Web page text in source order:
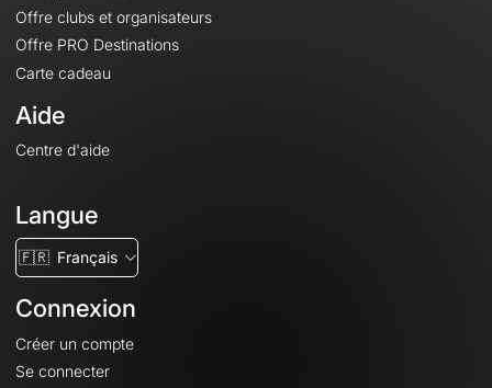
Offre clubs et organisateurs
Offre PRO Destinations
Carte cadeau
Aide
Centre d'aide
Langue
🇫🇷 Français
Connexion
Créer un compte
Se connecter